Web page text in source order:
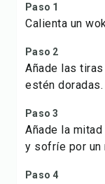
Paso 1
Calienta un
Paso 2
Añade las
estén doradas.
Paso 3
Añade la
y sofríe por un
Paso 4